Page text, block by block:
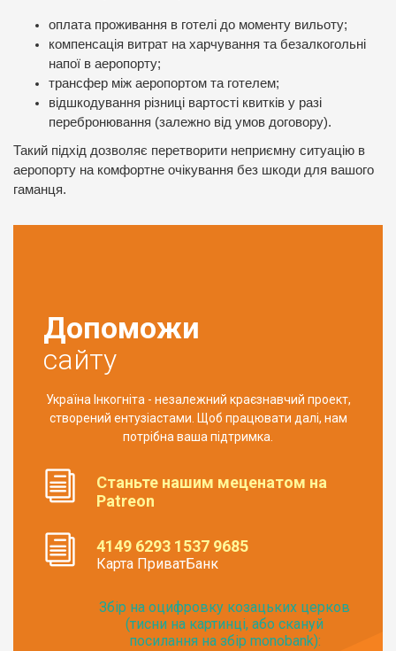
оплата проживання в готелі до моменту вильоту;
компенсація витрат на харчування та безалкогольні
напої в аеропорту;
трансфер між аеропортом та готелем;
відшкодування різниці вартості квитків у разі
перебронювання (залежно від умов договору).
Такий підхід дозволяє перетворити неприємну ситуацію в
аеропорту на комфортне очікування без шкоди для вашого
гаманця.
Допоможи
сайту
Україна Інкогніта - незалежний краєзнавчий проект,
створений ентузіастами. Щоб працювати далі, нам
потрібна ваша підтримка.
Станьте нашим меценатом на
Patreon
4149 6293 1537 9685
Карта ПриватБанк
Збір на оцифровку козацьких церков
(тисни на картинці, або скануй
посилання на збір monobank):